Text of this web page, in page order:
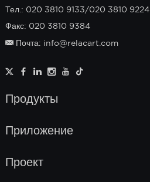
Тел.: 020 3810 9133/020 3810 9224
Факс: 020 3810 9384
Почта: info@relacart.com
Продукты
Приложение
Проект